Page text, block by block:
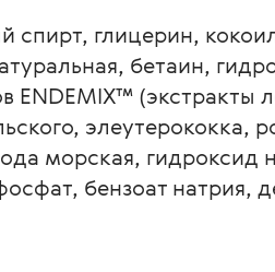
спирт, глицерин,
бетаин,
ENDEMIX™ (экстракты
элеутерококка,
морская, гидроксид
бензоат натрия,